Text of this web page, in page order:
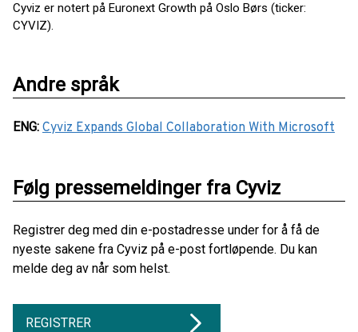
Cyviz er notert på Euronext Growth på Oslo Børs (ticker:
CYVIZ).
Andre språk
ENG: Cyviz Expands Global Collaboration With Microsoft
Følg pressemeldinger fra Cyviz
Registrer deg med din e-postadresse under for å få de
nyeste sakene fra Cyviz på e-post fortløpende. Du kan
melde deg av når som helst.
REGISTRER